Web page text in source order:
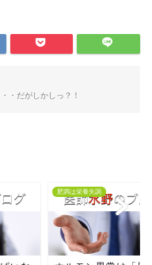
・だがしかしっ？！
肥満は栄養失調